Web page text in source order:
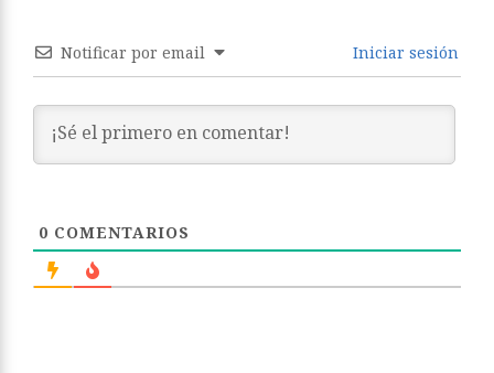
Notificar por email Iniciar sesión
0 COMENTARIOS